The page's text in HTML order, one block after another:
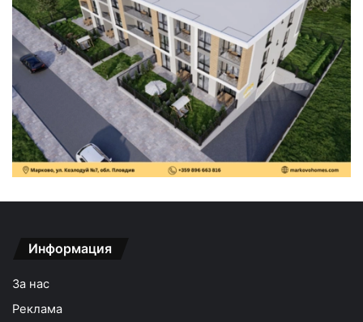
Информация
За нас
Реклама